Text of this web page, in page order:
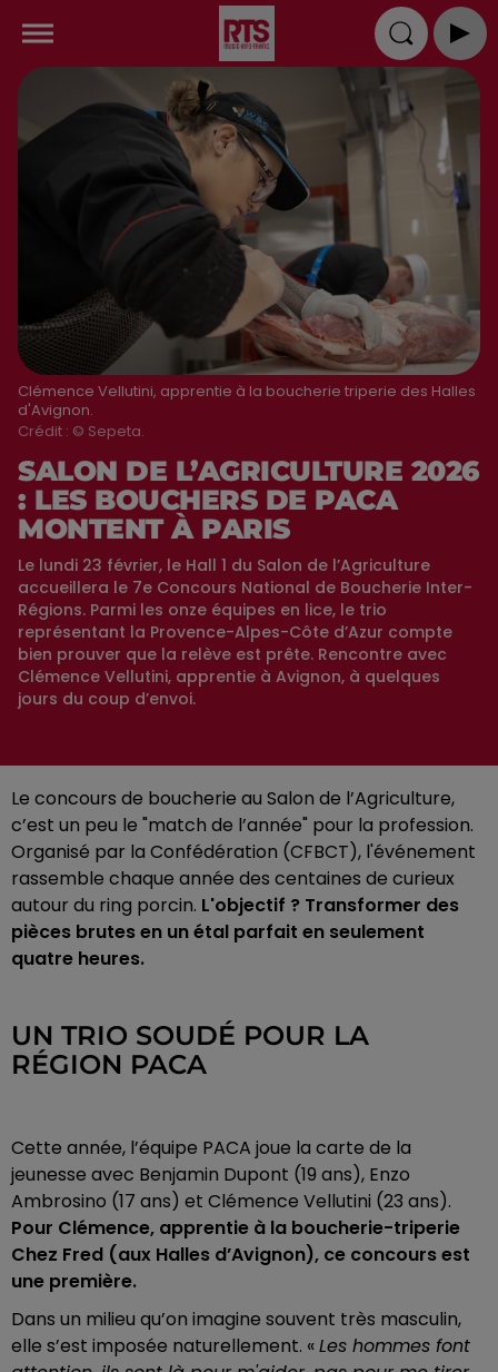
Clémence Vellutini, apprentie à la boucherie triperie des Halles
d'Avignon.
Crédit : © Sepeta.
SALON DE L’AGRICULTURE 2026
: LES BOUCHERS DE PACA
MONTENT À PARIS
Le lundi 23 février, le Hall 1 du Salon de l’Agriculture
accueillera le 7e Concours National de Boucherie Inter-
Régions. Parmi les onze équipes en lice, le trio
représentant la Provence-Alpes-Côte d’Azur compte
bien prouver que la relève est prête. Rencontre avec
Clémence Vellutini, apprentie à Avignon, à quelques
jours du coup d’envoi.
Le concours de boucherie au Salon de l’Agriculture,
c’est un peu le "match de l’année" pour la profession.
Organisé par la Confédération (CFBCT), l'événement
rassemble chaque année des centaines de curieux
autour du ring porcin. L'objectif ? Transformer des
pièces brutes en un étal parfait en seulement
quatre heures.
UN TRIO SOUDÉ POUR LA
RÉGION PACA
Cette année, l’équipe PACA joue la carte de la
jeunesse avec Benjamin Dupont (19 ans), Enzo
Ambrosino (17 ans) et Clémence Vellutini (23 ans).
Pour Clémence, apprentie à la boucherie-triperie
Chez Fred (aux Halles d’Avignon), ce concours est
une première.
Dans un milieu qu’on imagine souvent très masculin,
elle s’est imposée naturellement. «Les hommes font